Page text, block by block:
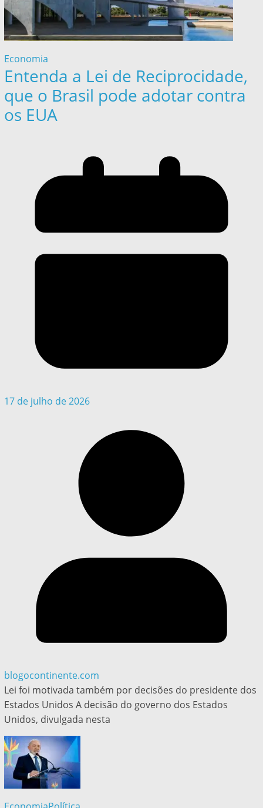
Economia
Entenda a Lei de Reciprocidade,
que o Brasil pode adotar contra
os EUA
17 de julho de 2026
blogocontinente.com
Lei foi motivada também por decisões do presidente dos
Estados Unidos A decisão do governo dos Estados
Unidos, divulgada nesta